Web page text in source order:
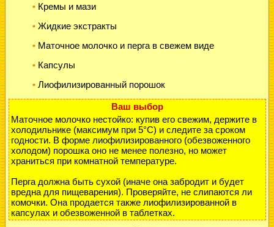
• Кремы и мази
• Жидкие экстракты
• Маточное молочко и перга в свежем виде
• Капсулы
• Лиофилизированный порошок
Ваш выбор
Маточное молочко нестойко: купив его свежим, держите в
холодильнике (максимум при 5°С) и следите за сроком
годности. В форме лиофилизированного (обезвоженного
холодом) порошка оно не менее полезно, но может
храниться при комнатной температуре.
Перга должна быть сухой (иначе она забродит и будет
вредна для пищеварения). Проверяйте, не слипаются ли
комочки. Она продается также лиофилизированной в
капсулах и обезвоженной в таблетках.